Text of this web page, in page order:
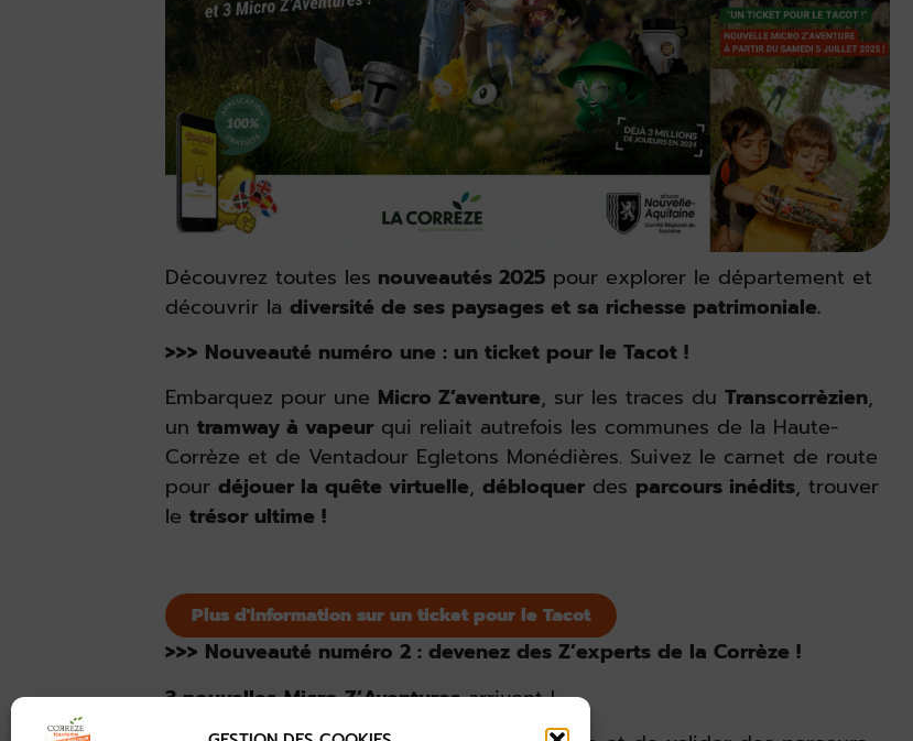
Découvrez toutes les nouveautés 2025 pour explorer le département et
découvrir la diversité de ses paysages et sa richesse patrimoniale.
>>> Nouveauté numéro une : un ticket pour le Tacot !
Embarquez pour une Micro Z’aventure, sur les traces du Transcorrèzien,
un tramway à vapeur qui reliait autrefois les communes de la Haute-
Corrèze et de Ventadour Egletons Monédières. Suivez le carnet de route
pour déjouer la quête virtuelle, débloquer des parcours inédits, trouver
le trésor ultime !
Plus d'information sur un ticket pour le Tacot
>>> Nouveauté numéro 2 : devenez des Z’experts de la Corrèze !
3 nouvelles Micro Z’Aventuresarrivent !